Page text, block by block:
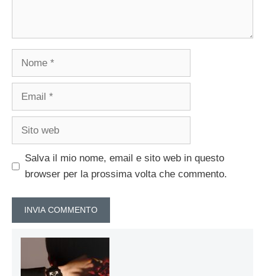
Nome
Email
Sito
Salva il mio nome, email e sito web in questo
browser per la prossima volta che commento.